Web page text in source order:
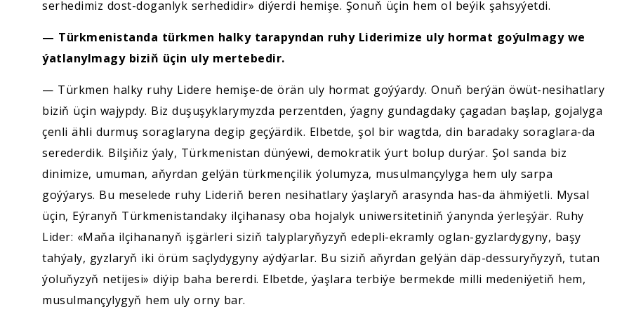
serhedimiz dost-doganlyk serhedidir» diýerdi hemişe. Şonuň üçin hem ol beýik şahsyýetdi.
— Türkmenistanda türkmen halky tarapyndan ruhy Liderimize uly hormat goýulmagy we
ýatlanylmagy biziň üçin uly mertebedir.
— Türkmen halky ruhy Lidere hemişe-de örän uly hormat goýýardy. Onuň berýän öwüt-nesihatlary
biziň üçin wajypdy. Biz duşuşyklarymyzda perzentden, ýagny gundagdaky çagadan başlap, gojalyga
çenli ähli durmuş soraglaryna degip geçýärdik. Elbetde, şol bir wagtda, din baradaky soraglara-da
serederdik. Bilşiňiz ýaly, Türkmenistan dünýewi, demokratik ýurt bolup durýar. Şol sanda biz
dinimize, umuman, aňyrdan gelýän türkmençilik ýolumyza, musulmançylyga hem uly sarpa
goýýarys. Bu meselede ruhy Lideriň beren nesihatlary ýaşlaryň arasynda has-da ähmiýetli. Mysal
üçin, Eýranyň Türkmenistandaky ilçihanasy oba hojalyk uniwersitetiniň ýanynda ýerleşýär. Ruhy
Lider: «Maňa ilçihananyň işgärleri siziň talyplaryňyzyň edepli-ekramly oglan-gyzlardygyny, başy
tahýaly, gyzlaryň iki örüm saçlydygyny aýdýarlar. Bu siziň aňyrdan gelýän däp-dessuryňyzyň, tutan
ýoluňyzyň netijesi» diýip baha bererdi. Elbetde, ýaşlara terbiýe bermekde milli medeniýetiň hem,
musulmançylygyň hem uly orny bar.